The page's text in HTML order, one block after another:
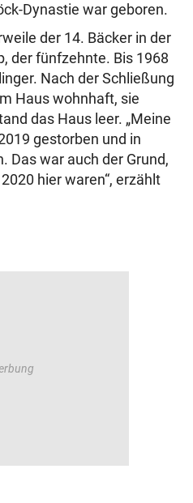
Dynastie war geboren.
der 14. Bäcker in der
der fünfzehnte. Bis 1968
Nach der Schließung
Haus wohnhaft, sie
das Haus leer. „Meine
gestorben und in
Das war auch der Grund,
hier waren“, erzählt